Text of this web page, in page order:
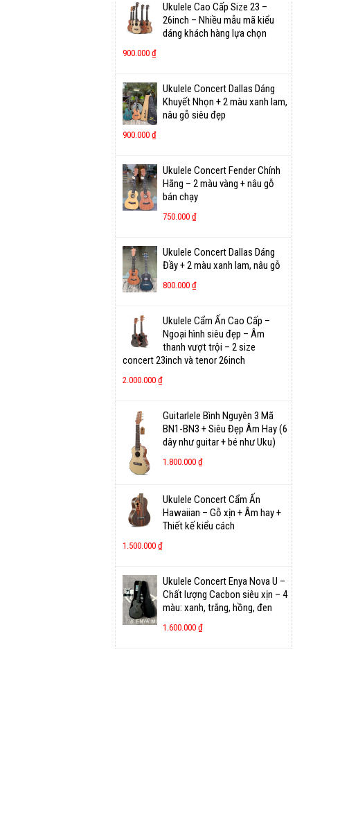
Ukulele Cao Cấp Size 23 –
26inch – Nhiều mẫu mã kiểu
dáng khách hàng lựa chọn
900.000 ₫
Ukulele Concert Dallas Dáng
Khuyết Nhọn + 2 màu xanh lam,
nâu gỗ siêu đẹp
900.000 ₫
Ukulele Concert Fender Chính
Hãng – 2 màu vàng + nâu gỗ
bán chạy
750.000 ₫
Ukulele Concert Dallas Dáng
Đầy + 2 màu xanh lam, nâu gỗ
800.000 ₫
Ukulele Cẩm Ấn Cao Cấp –
Ngoại hình siêu đẹp – Âm
thanh vượt trội – 2 size
concert 23inch và tenor 26inch
2.000.000 ₫
Guitarlele Bình Nguyên 3 Mã
BN1-BN3 + Siêu Đẹp Âm Hay (6
dây như guitar + bé như Uku)
1.800.000 ₫
Ukulele Concert Cẩm Ấn
Hawaiian – Gỗ xịn + Âm hay +
Thiết kế kiểu cách
1.500.000 ₫
Ukulele Concert Enya Nova U –
Chất lượng Cacbon siêu xịn – 4
màu: xanh, trắng, hồng, đen
1.600.000 ₫